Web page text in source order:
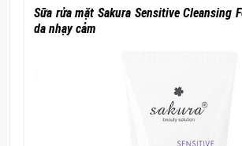
Sữa rửa mặt Sakura Sensitive Cleansing
da nhạy cảm